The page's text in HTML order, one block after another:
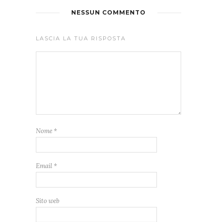
NESSUN COMMENTO
LASCIA LA TUA RISPOSTA
Nome *
Email *
Sito web